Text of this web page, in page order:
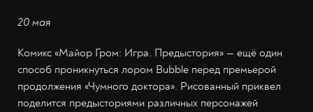
20 мая
Комикс «Майор Гром: Игра. Предыстория» — ещё один
способ проникнуться лором Bubble перед премьерой
продолжения «Чумного доктора». Рисованный приквел
поделится предысториями различных персонажей